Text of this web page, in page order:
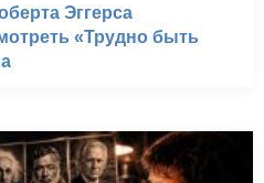
Эггерса
«Трудно быть